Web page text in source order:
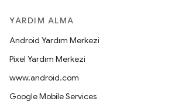
YARDIM ALMA
Android Yardım Merkezi
Pixel Yardım Merkezi
www.android.com
Google Mobile Services